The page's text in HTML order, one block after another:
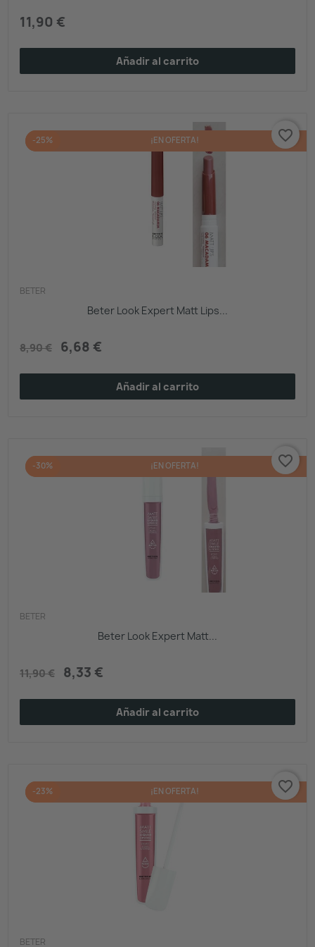
11,90 €
Añadir al carrito
BETER
Beter Look Expert Matt Lips...
8,90 € 6,68 €
Añadir al carrito
¡EN OFERTA!
-25% favorite_border
BETER
Beter Look Expert Matt...
11,90 € 8,33 €
Añadir al carrito
¡EN OFERTA!
-30% favorite_border
BETER
¡EN OFERTA!
-23% favorite_border